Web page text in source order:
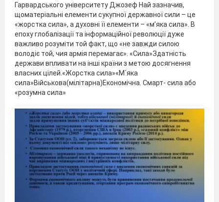
Гарвардського університету Джозеф Най зазначив,
щоматеріальні елементи сукупної державної сили – це
«жорстка сила», а духовні її елементи – «м’яка сила». В
епоху глобалізації та інформаційної революції дуже
важливо розуміти той факт, що «не завжди силою
володіє той, чия армія перемагає». «Сила»Здатність
держави впливати на інші країни з метою досягнення
власних цілей.«Жорстка сила»«М`яка
сила»Військова(мілітарна)Економічна. Смарт- сила або
«розумна сила»